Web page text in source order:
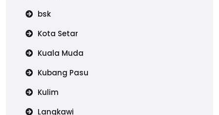
bsk
Kota Setar
Kuala Muda
Kubang Pasu
Kulim
Langkawi